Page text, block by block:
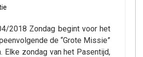
2018 Zondag begint voor het
de “Grote Missie”
Elke zondag van het Pasentijd,